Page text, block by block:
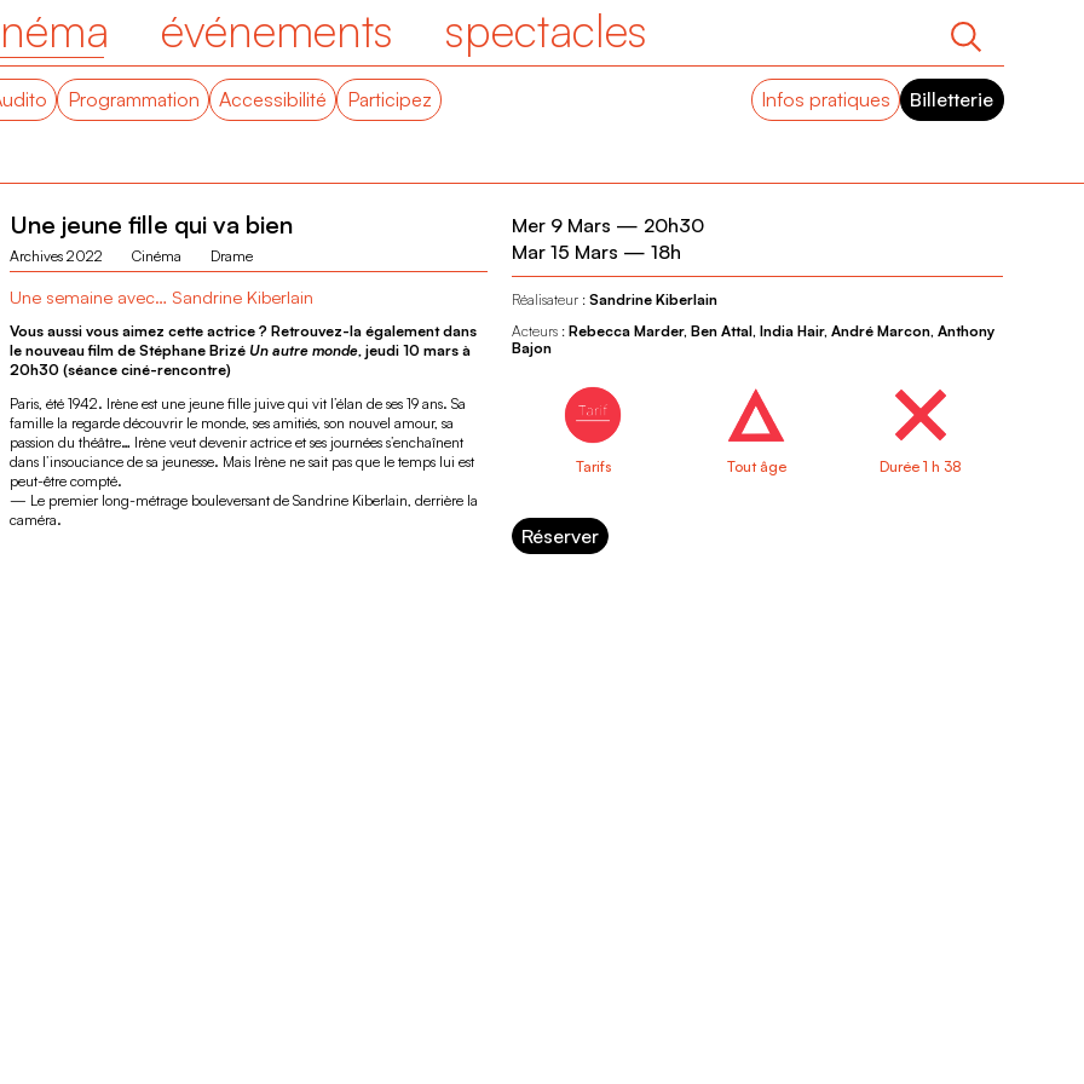
événements spectacles
Programmation Accessibilité Participez Infos pratiques Billetterie
Une jeune fille qui va bien
Archives 2022 Cinéma Drame
Une semaine avec… Sandrine Kiberlain
Vous aussi vous aimez cette actrice ? Retrouvez-la également dans
le nouveau film de Stéphane Brizé Un autre monde, jeudi 10 mars à
20h30 (séance ciné-rencontre)
Paris, été 1942. Irène est une jeune fille juive qui vit l’élan de ses 19 ans. Sa
famille la regarde découvrir le monde, ses amitiés, son nouvel amour, sa
passion du théâtre… Irène veut devenir actrice et ses journées s’enchaînent
dans l’insouciance de sa jeunesse. Mais Irène ne sait pas que le temps lui est
peut-être compté.
— Le premier long-métrage bouleversant de Sandrine Kiberlain, derrière la
caméra.
Mer 9 Mars — 20h30
Mar 15 Mars — 18h
Réalisateur : Sandrine Kiberlain
Acteurs : Rebecca Marder, Ben Attal, India Hair, André Marcon, Anthony
Bajon
Tarifs Tout âge Durée 1 h 38
Réserver